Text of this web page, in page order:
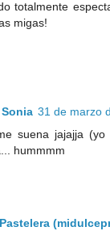
totalmente
migas!
31 de marzo
suena jajajja
hummmm